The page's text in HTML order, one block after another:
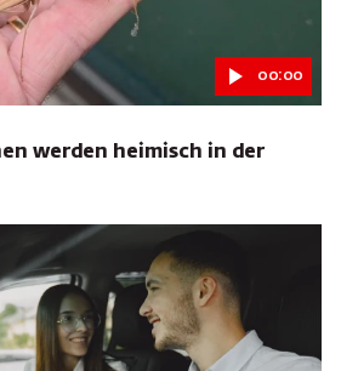
00:00
werden heimisch in der